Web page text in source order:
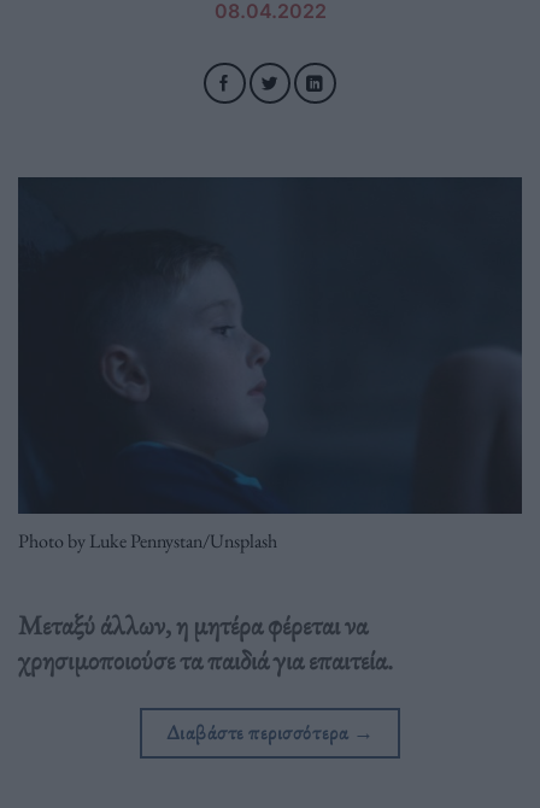
08.04.2022
Photo by Luke Pennystan/Unsplash
Μεταξύ άλλων, η μητέρα φέρεται να
χρησιμοποιούσε τα παιδιά για επαιτεία.
Διαβάστε περισσότερα →